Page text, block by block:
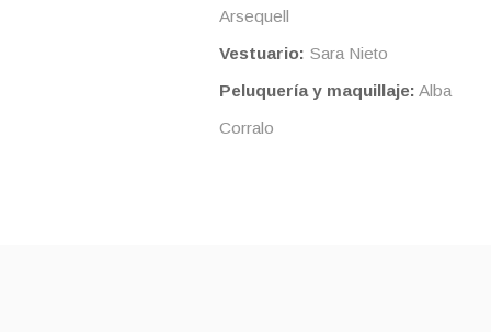
Arsequell
Vestuario: Sara Nieto
Peluquería y maquillaje: Alba
Corralo